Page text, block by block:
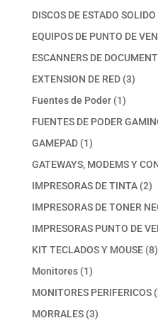
productos
DISCOS DE ESTADO SOLIDO
EQUIPOS DE PUNTO DE
ESCANNERS DE
EXTENSION DE RED 33
Fuentes de Poder 11
FUENTES DE PODER
GAMEPAD 11
producto
GATEWAYS, MODEMS Y
IMPRESORAS DE TINTA 22
IMPRESORAS DE TONER
IMPRESORAS PUNTO DE
KIT TECLADOS Y MOUSE 88
Monitores 11
producto
MONITORES PERIFERICOS
MORRALES 33